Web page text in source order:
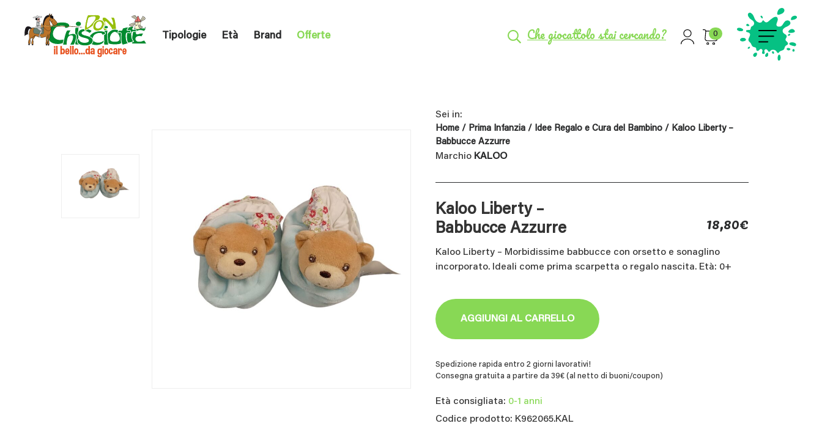
Tipologie Età Brand Offerte Che giocattolo stai cercando? 0
Sei in:
Home / Prima Infanzia / Idee Regalo e Cura del Bambino / Kaloo Liberty –
Babbucce Azzurre
Marchio KALOO
Kaloo Liberty –
Babbucce Azzurre
18,80€
Kaloo Liberty – Morbidissime babbucce con orsetto e sonaglino
incorporato. Ideali come prima scarpetta o regalo nascita. Età: 0+
AGGIUNGI AL CARRELLO
Spedizione rapida entro 2 giorni lavorativi!
Consegna gratuita a partire da 39€ (al netto di buoni/coupon)
Età consigliata: 0-1 anni
Codice prodotto: K962065.KAL